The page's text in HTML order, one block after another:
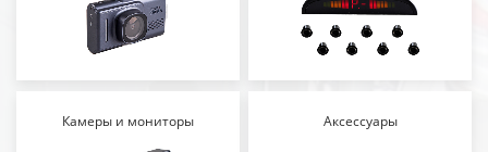
Камеры и мониторы Аксессуары